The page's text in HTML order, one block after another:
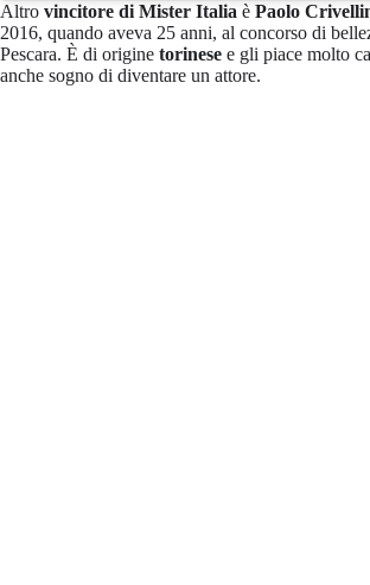
Altro vincitore di Mister Italia è Paolo
2016, quando aveva 25 anni, al concorso di
Pescara. È di origine torinese e gli piace molto
anche sogno di diventare un attore.